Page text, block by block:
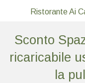
contenuto
principale
Ristorante Ai
Sconto
ricaricabile
la